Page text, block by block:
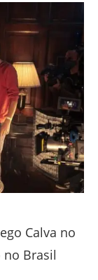
Calva no
no Brasil